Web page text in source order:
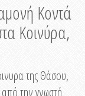
Κοντά
Κοινύρα,
της Θάσου,
την γνωστή